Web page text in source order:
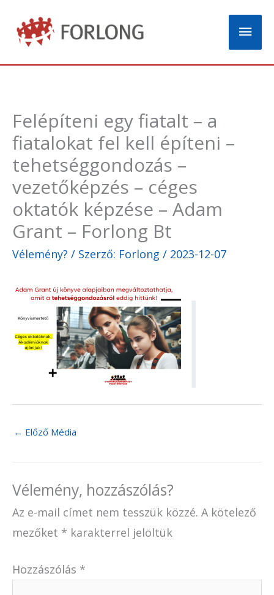
content
Main
Felépíteni egy fiatalt – a
fiatalokat fel kell építeni –
tehetséggondozás –
vezetőképzés – céges
oktatók képzése – Adam
Grant – Forlong Bt
Vélemény? / Szerző: Forlong / 2023-12-07
← Előző Média
Vélemény, hozzászólás?
Az e-mail címet nem tesszük közzé. A kötelező
mezőket * karakterrel jelöltük
Hozzászólás *